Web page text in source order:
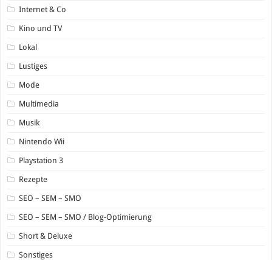
Internet & Co
Kino und TV
Lokal
Lustiges
Mode
Multimedia
Musik
Nintendo Wii
Playstation 3
Rezepte
SEO – SEM – SMO
SEO – SEM – SMO / Blog-Optimierung
Short & Deluxe
Sonstiges